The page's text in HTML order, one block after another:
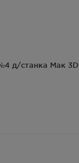
д/станка Mак 3D